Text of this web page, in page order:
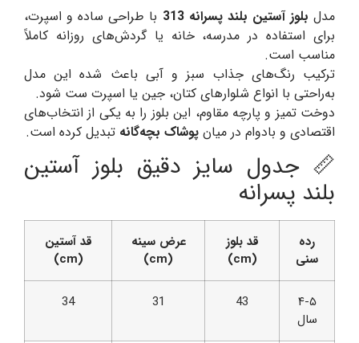
مدل بلوز آستین بلند پسرانه 313
با طراحی ساده و اسپرت،
برای استفاده در مدرسه، خانه یا گردش‌های روزانه کاملاً
مناسب است.
ترکیب رنگ‌های جذاب سبز و آبی باعث شده این مدل
به‌راحتی با انواع شلوارهای کتان، جین یا اسپرت ست شود.
دوخت تمیز و پارچه مقاوم، این بلوز را به یکی از انتخاب‌های
اقتصادی و بادوام در میان پوشاک بچه‌گانه تبدیل کرده است.
📏 جدول سایز دقیق بلوز آستین
بلند پسرانه
رده
سنی
قد بلوز
(cm)
عرض سینه
(cm)
قد آستین
(cm)
۴-۵
سال
43
31
34